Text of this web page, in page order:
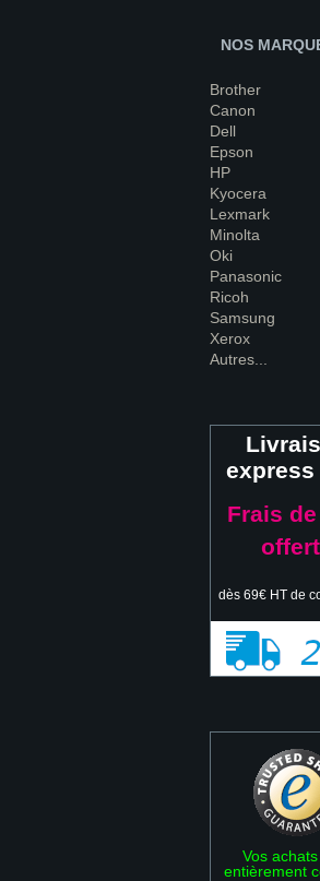
NOS
Brother
Canon
Dell
Epson
HP
Kyocera
Lexmark
Minolta
Oki
Panasonic
Ricoh
Samsung
Xerox
Autres...
express
Frais
dès 69€ HT de
Vos
entièrement